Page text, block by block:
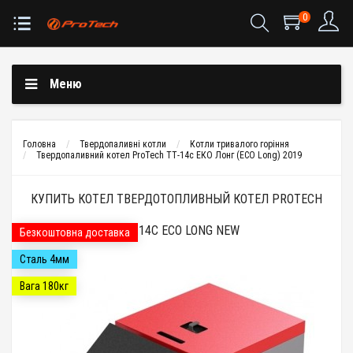
0
Меню
Головна Твердопаливні котли
Котли тривалого горіння
Твердопаливний котел ProTech ТТ-14с ЕКО Лонг (ECO Long) 2019
КУПИТЬ КОТЕЛ ТВЕРДОТОПЛИВНЫЙ КОТЕЛ PROTECH
ТТ - 14С ECO LONG NEW
Безкоштовна доставка
Сталь 4мм
Вага 180кг